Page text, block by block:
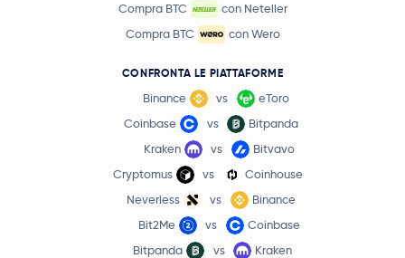
Compra BTC
con Neteller
Compra BTC
con Wero
CONFRONTA LE PIATTAFORME
Binance vs
eToro
Coinbase
vs
Bitpanda
Kraken
vs
Bitvavo
Cryptomus
vs
Coinhouse
Neverless
vs
Binance
Bit2Me
vs
Coinbase
Bitpanda
vs Kraken